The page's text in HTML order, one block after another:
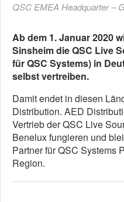
QSC EMEA Headquarter –
Ab dem 1. Januar 2020
Sinsheim die QSC Live
für QSC Systems) in
selbst vertreiben.
Damit endet in diesen
Distribution. AED
Vertrieb der QSC Live
Benelux fungieren und
Partner für QSC Systems
Region.